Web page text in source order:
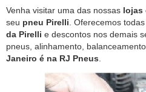
Venha visitar uma das nossas lojas
seu pneu Pirelli . Oferecemos
da Pirelli e descontos nos demais
pneus, alinhamento, balanceamento.
Janeiro é na RJ Pneus